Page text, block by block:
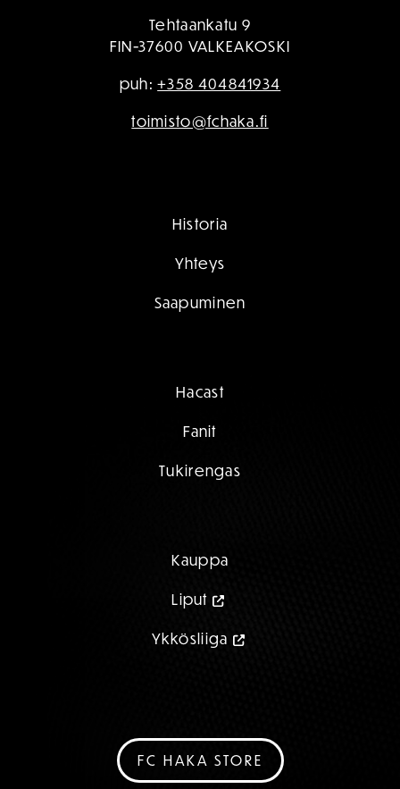
Tehtaankatu 9
FIN-37600 VALKEAKOSKI
puh:+358 404841934
toimisto@fchaka.fi
Historia
Yhteys
Saapuminen
Hacast
Fanit
Tukirengas
Kauppa
Liput
Ykkösliiga
FC HAKA STORE